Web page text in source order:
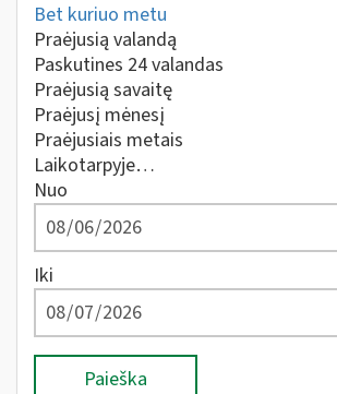
Bet kuriuo metu
Praėjusią valandą
Paskutines 24 valandas
Praėjusią savaitę
Praėjusį mėnesį
Praėjusiais metais
Laikotarpyje…
Nuo
Iki
Paieška